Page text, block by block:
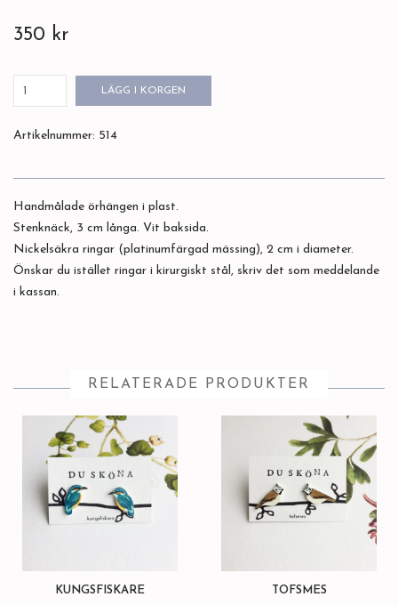
350 kr
LÄGG I KORGEN
Artikelnummer: 514
Handmålade örhängen i plast.
Stenknäck, 3 cm långa. Vit baksida.
Nickelsäkra ringar (platinumfärgad mässing), 2 cm i diameter.
Önskar du istället ringar i kirurgiskt stål, skriv det som meddelande
i kassan.
RELATERADE PRODUKTER
KUNGSFISKARE TOFSMES